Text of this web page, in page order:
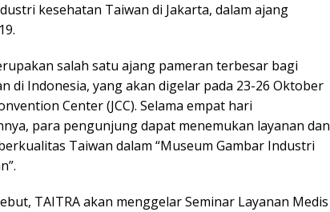
kesehatan Taiwan di Jakarta, dalam ajang
salah satu ajang pameran terbesar bagi
di Indonesia, yang akan digelar pada 23-26 Oktober
Center (JCC). Selama empat hari
para pengunjung dapat menemukan layanan dan
Taiwan dalam “Museum Gambar Industri
TAITRA akan menggelar Seminar Layanan Medis